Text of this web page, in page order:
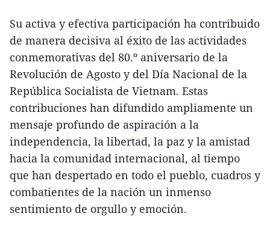
Su activa y efectiva participación ha contribuido
de manera decisiva al éxito de las actividades
conmemorativas del 80.º aniversario de la
Revolución de Agosto y del Día Nacional de la
República Socialista de Vietnam. Estas
contribuciones han difundido ampliamente un
mensaje profundo de aspiración a la
independencia, la libertad, la paz y la amistad
hacia la comunidad internacional, al tiempo
que han despertado en todo el pueblo, cuadros y
combatientes de la nación un inmenso
sentimiento de orgullo y emoción.